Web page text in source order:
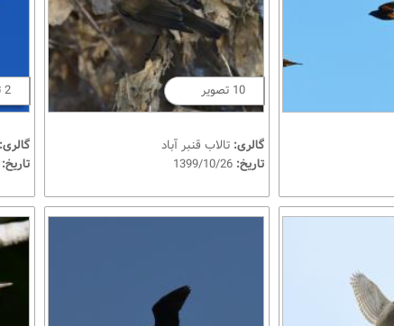
10 تصویر
گالری: تالاب قنبر آباد
تاریخ:
2 تصویر
گالری:
تاریخ: